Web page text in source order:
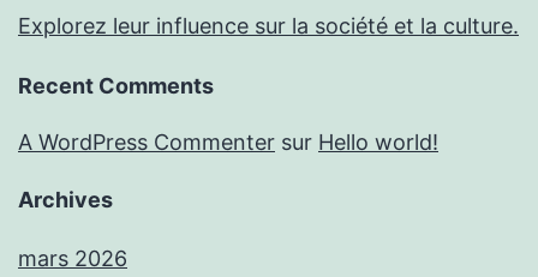
Explorez leur influence sur la société et la culture.
Recent Comments
A WordPress Commenter sur Hello world!
Archives
mars 2026